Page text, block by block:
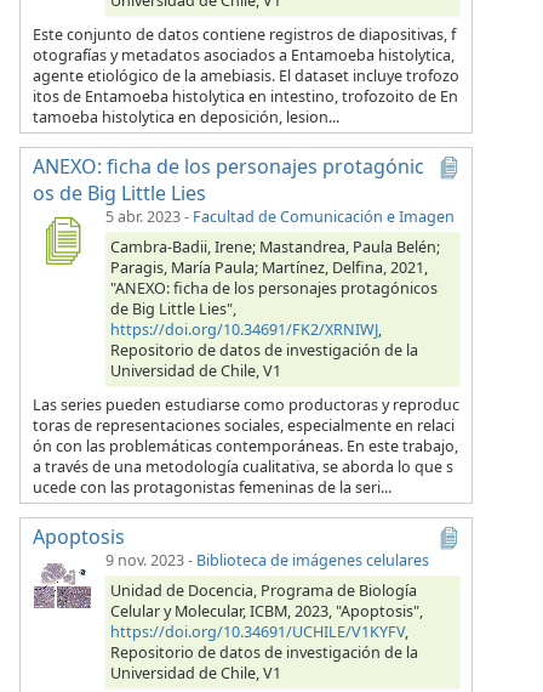
Este conjunto de datos contiene registros de diapositivas, f
otografías y metadatos asociados a Entamoeba histolytica,
agente etiológico de la amebiasis. El dataset incluye trofozo
itos de Entamoeba histolytica en intestino, trofozoito de En
tamoeba histolytica en deposición, lesion...
ANEXO: ficha de los personajes protagónic
os de Big Little Lies
5 abr. 2023- Facultad de Comunicación e Imagen
Cambra-Badii, Irene; Mastandrea, Paula Belén;
Paragis, María Paula; Martínez, Delfina, 2021,
"ANEXO: ficha de los personajes protagónicos
de Big Little Lies",
https://doi.org/10.34691/FK2/XRNIWJ,
Repositorio de datos de investigación de la
Universidad de Chile, V1
Las series pueden estudiarse como productoras y reproduc
toras de representaciones sociales, especialmente en relaci
ón con las problemáticas contemporáneas. En este trabajo,
a través de una metodología cualitativa, se aborda lo que s
ucede con las protagonistas femeninas de la seri...
Apoptosis
9 nov. 2023- Biblioteca de imágenes celulares
Unidad de Docencia, Programa de Biología
Celular y Molecular, ICBM, 2023, "Apoptosis",
https://doi.org/10.34691/UCHILE/V1KYFV,
Repositorio de datos de investigación de la
Universidad de Chile, V1